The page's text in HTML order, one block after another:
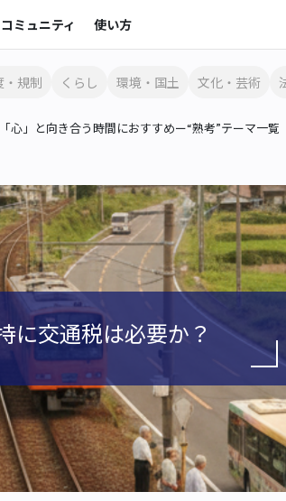
コミュニティ 使い方
・規制 くらし 環境・国土 文化・芸術
心」と向き合う時間におすすめー“熟考”テーマ一覧
に交通税は必要か？